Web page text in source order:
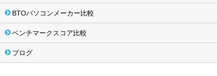
BTOパソコンメーカー比較
ベンチマークスコア比較
ブログ